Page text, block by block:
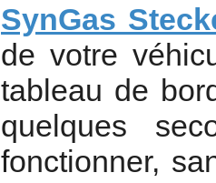
SynGas
de votre
tableau de
quelques
fonctionner,